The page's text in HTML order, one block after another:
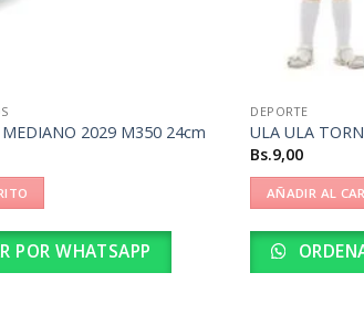
MEDIANO 2029 M350 24cm
POR WHATSAPP
DEPORTE
ULA ULA
Bs.9,00
AÑADIR AL